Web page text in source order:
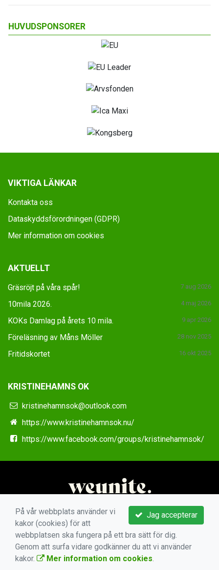
HUVUDSPONSORER
VIKTIGA LÄNKAR
Kontakta oss
Dataskyddsförordningen (GDPR)
Mer information om cookies
AKTUELLT
Gräsröjt på våra spår! 7 aug 2026
10mila 2026. 4 maj 2026
KOKs Damlag på årets 10 mila. 9 apr 2026
Föreläsning av Måns Möller 28 nov 2025
Fritidskortet 16 okt 2025
KRISTINEHAMNS OK
kristinehamnsok@outlook.com
https://www.kristinehamnsok.nu/
https://www.facebook.com/groups/kristinehamnsok/
Jag accepterar
På vår webbplats använder vi
kakor (cookies) för att
webbplatsen ska fungera på ett bra sätt för dig.
Genom att surfa vidare godkänner du att vi använder
kakor.
Mer information om cookies.